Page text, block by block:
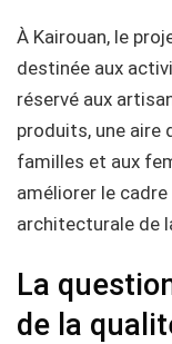
À Kairouan, le
destinée aux
réservé aux
produits, une aire
familles et aux
améliorer le
architecturale de
La
de la